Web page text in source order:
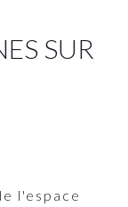
SUR
l'espace